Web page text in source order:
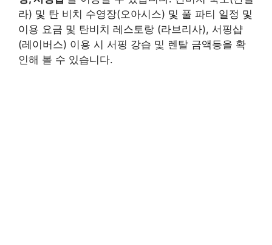
라) 및 탄 비치 수영장(오아시스) 및 풀 파티 일정 및
이용 요금 및 탄비치 레스토랑 (라브리사), 서핑샵
(레이버스) 이용 시 서핑 강습 및 렌탈 금액등을 확
인해 볼 수 있습니다.